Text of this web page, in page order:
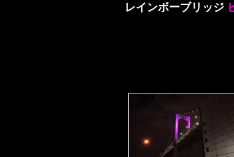
レインボーブリッジ